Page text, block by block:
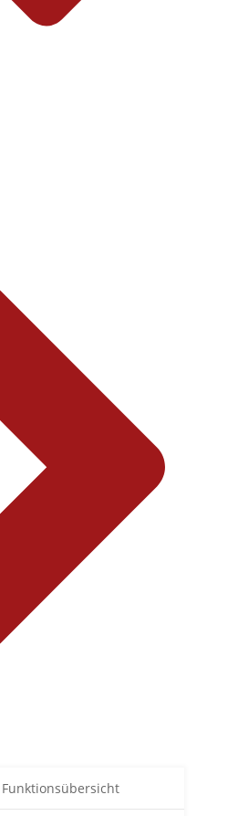
Funktionsübersicht